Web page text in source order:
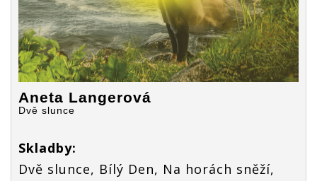
Aneta Langerová
Dvě slunce
Skladby:
Dvě slunce, Bílý Den, Na horách sněží,